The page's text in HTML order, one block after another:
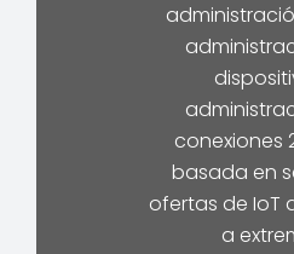
conexiones
basada en
ofertas de IoT
a